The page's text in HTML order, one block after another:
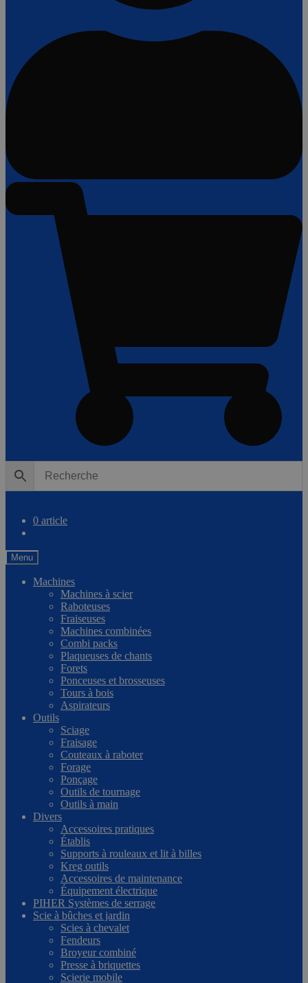
0 article
Menu
Machines
Machines à scier
Raboteuses
Fraiseuses
Machines combinées
Combi packs
Plaqueuses de chants
Forets
Ponceuses et brosseuses
Tours à bois
Aspirateurs
Outils
Sciage
Fraisage
Couteaux à raboter
Forage
Ponçage
Outils de tournage
Outils à main
Divers
Accessoires pratiques
Établis
Supports à rouleaux et lit à billes
Kreg outils
Accessoires de maintenance
Équipement électrique
PIHER Systèmes de serrage
Scie à bûches et jardin
Scies à chevalet
Fendeurs
Broyeur combiné
Presse à briquettes
Scierie mobile